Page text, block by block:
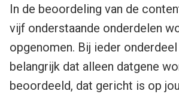
In de beoordeling van de
vijf onderstaande onderdelen
opgenomen. Bij ieder
belangrijk dat alleen datgene
beoordeeld, dat gericht is op